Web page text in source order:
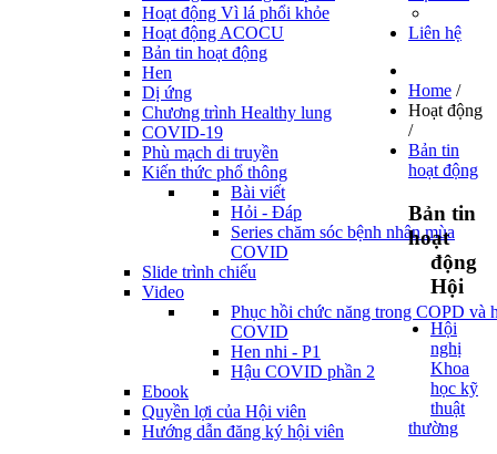
Hoạt động Vì lá phổi khỏe
Hoạt động ACOCU
Bản tin hoạt động
Hen
Dị ứng
Chương trình Healthy lung
COVID-19
Phù mạch di truyền
Kiến thức phổ thông
Bài viết
Hỏi - Đáp
Series chăm sóc bệnh nhân mùa
COVID
Slide trình chiếu
Video
Phục hồi chức năng trong COPD và
COVID
Hen nhi - P1
Hậu COVID phần 2
Ebook
Quyền lợi của Hội viên
Hướng dẫn đăng ký hội viên
Liên hệ
Home /
Hoạt động
/
Bản tin
hoạt động
Bản tin
hoạt
động
Hội
Hội
nghị
Khoa
học kỹ
thuật
thường